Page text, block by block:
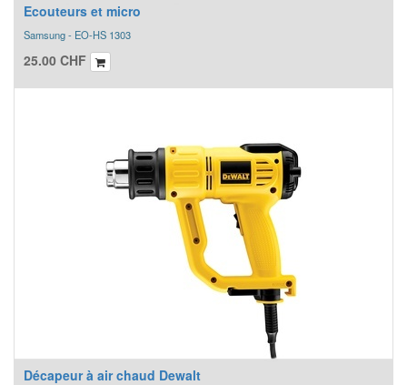
Ecouteurs et micro
Samsung - EO-HS 1303
25.00 CHF
Décapeur à air chaud Dewalt